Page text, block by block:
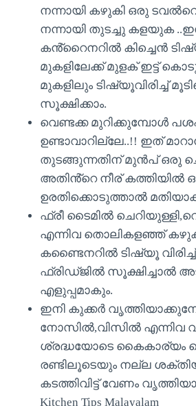
നന്നായി കഴുകി ഒരു
നന്നായി തുടച്ചു കളയുക
കൻ്റൈനറിൽ കിച്ചെൻ
മുകളിലേക്ക് മുളക് ഇട്ട്
മുകളിലും ടിഷ്യൂവിരിച്ച്
സൂക്ഷിക്കാം.
വെണ്ടക്ക മുറിക്കുമ്പോൾ
ഉണ്ടാവാറില്ലേ..!! ഇത്
തുടങ്ങുന്നതിന് മുൻപ് ഒരു
അതിൻ്റെ നീര് കത്തിയിൽ
ഉരതിക്കൊടുത്താൽ
ഫ്രീ ടൈമിൽ
എന്നിവ തൊലികളഞ്ഞ്
കണ്ടൈനറിൽ ടിഷ്യൂ വിരിച്ച്,
ഫ്രിഡ്ജിൽ സൂക്ഷിച്ചാൽ
എളുപ്പമാകും.
ഇനി കുക്കർ
നോസിൽ,വിസിൽ എന്നിവ
ശ്രദ്ധയോടെ കൈകാര്യം
രണ്ടിലൂടെയും നല്ല
കടത്തിവിട്ട് വേണം
Kitchen Tips Malayalam